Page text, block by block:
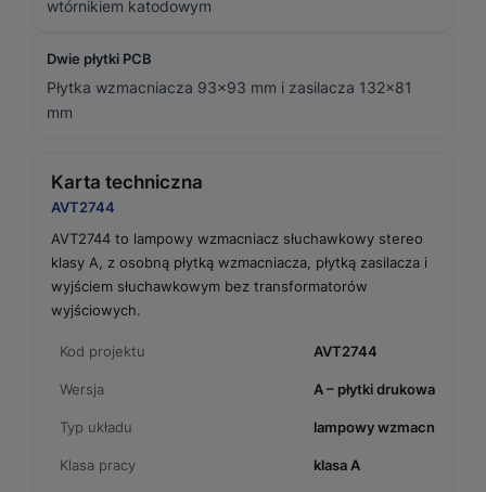
wtórnikiem katodowym
Dwie płytki PCB
Płytka wzmacniacza 93×93 mm i zasilacza 132×81
mm
Karta techniczna
AVT2744
AVT2744 to lampowy wzmacniacz słuchawkowy stereo
klasy A, z osobną płytką wzmacniacza, płytką zasilacza i
wyjściem słuchawkowym bez transformatorów
wyjściowych.
Kod projektu AVT2744
Wersja A – płytki drukowane PCB
Typ układu lampowy wzmacniacz
Klasa pracy klasa A